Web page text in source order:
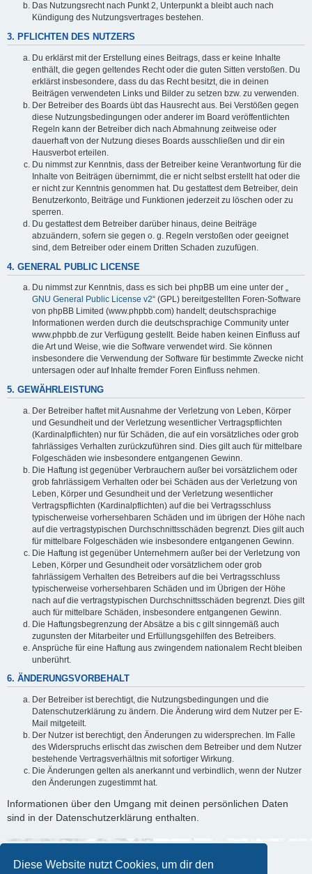
Diese Website nutzt Cookies, um dir den
Das Nutzungsrecht nach Punkt 2, Unterpunkt a bleibt auch nach
Kündigung des Nutzungsvertrages bestehen.
3. PFLICHTEN DES NUTZERS
Du erklärst mit der Erstellung eines Beitrags, dass er keine Inhalte
enthält, die gegen geltendes Recht oder die guten Sitten verstoßen. Du
erklärst insbesondere, dass du das Recht besitzt, die in deinen
Beiträgen verwendeten Links und Bilder zu setzen bzw. zu verwenden.
Der Betreiber des Boards übt das Hausrecht aus. Bei Verstößen gegen
diese Nutzungsbedingungen oder anderer im Board veröffentlichten
Regeln kann der Betreiber dich nach Abmahnung zeitweise oder
dauerhaft von der Nutzung dieses Boards ausschließen und dir ein
Hausverbot erteilen.
Du nimmst zur Kenntnis, dass der Betreiber keine Verantwortung für die
Inhalte von Beiträgen übernimmt, die er nicht selbst erstellt hat oder die
er nicht zur Kenntnis genommen hat. Du gestattest dem Betreiber, dein
Benutzerkonto, Beiträge und Funktionen jederzeit zu löschen oder zu
sperren.
Du gestattest dem Betreiber darüber hinaus, deine Beiträge
abzuändern, sofern sie gegen o. g. Regeln verstoßen oder geeignet
sind, dem Betreiber oder einem Dritten Schaden zuzufügen.
4. GENERAL PUBLIC LICENSE
Du nimmst zur Kenntnis, dass es sich bei phpBB um eine unter der „
GNU General Public License v2“ (GPL) bereitgestellten Foren-Software
von phpBB Limited (www.phpbb.com) handelt; deutschsprachige
Informationen werden durch die deutschsprachige Community unter
www.phpbb.de zur Verfügung gestellt. Beide haben keinen Einfluss auf
die Art und Weise, wie die Software verwendet wird. Sie können
insbesondere die Verwendung der Software für bestimmte Zwecke nicht
untersagen oder auf Inhalte fremder Foren Einfluss nehmen.
5. GEWÄHRLEISTUNG
Der Betreiber haftet mit Ausnahme der Verletzung von Leben, Körper
und Gesundheit und der Verletzung wesentlicher Vertragspflichten
(Kardinalpflichten) nur für Schäden, die auf ein vorsätzliches oder grob
fahrlässiges Verhalten zurückzuführen sind. Dies gilt auch für mittelbare
Folgeschäden wie insbesondere entgangenen Gewinn.
Die Haftung ist gegenüber Verbrauchern außer bei vorsätzlichem oder
grob fahrlässigem Verhalten oder bei Schäden aus der Verletzung von
Leben, Körper und Gesundheit und der Verletzung wesentlicher
Vertragspflichten (Kardinalpflichten) auf die bei Vertragsschluss
typischerweise vorhersehbaren Schäden und im übrigen der Höhe nach
auf die vertragstypischen Durchschnittsschäden begrenzt. Dies gilt auch
für mittelbare Folgeschäden wie insbesondere entgangenen Gewinn.
Die Haftung ist gegenüber Unternehmern außer bei der Verletzung von
Leben, Körper und Gesundheit oder vorsätzlichem oder grob
fahrlässigem Verhalten des Betreibers auf die bei Vertragsschluss
typischerweise vorhersehbaren Schäden und im Übrigen der Höhe
nach auf die vertragstypischen Durchschnittsschäden begrenzt. Dies gilt
auch für mittelbare Schäden, insbesondere entgangenen Gewinn.
Die Haftungsbegrenzung der Absätze a bis c gilt sinngemäß auch
zugunsten der Mitarbeiter und Erfüllungsgehilfen des Betreibers.
Ansprüche für eine Haftung aus zwingendem nationalem Recht bleiben
unberührt.
6. ÄNDERUNGSVORBEHALT
Der Betreiber ist berechtigt, die Nutzungsbedingungen und die
Datenschutzerklärung zu ändern. Die Änderung wird dem Nutzer per E-
Mail mitgeteilt.
Der Nutzer ist berechtigt, den Änderungen zu widersprechen. Im Falle
des Widerspruchs erlischt das zwischen dem Betreiber und dem Nutzer
bestehende Vertragsverhältnis mit sofortiger Wirkung.
Die Änderungen gelten als anerkannt und verbindlich, wenn der Nutzer
den Änderungen zugestimmt hat.
Informationen über den Umgang mit deinen persönlichen Daten
sind in der Datenschutzerklärung enthalten.